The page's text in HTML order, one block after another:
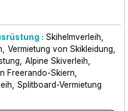
: Skihelmverleih
Vermietung von Skikleidung
Alpine Skiverleih
Freerando-Skiern
Splitboard-Vermietung